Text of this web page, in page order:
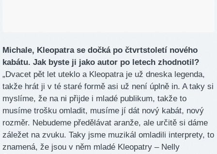
Michale, Kleopatra se dočká po čtvrtstoletí nového
kabátu. Jak byste ji jako autor po letech zhodnotil?
„Dvacet pět let uteklo a Kleopatra je už dneska legenda,
takže hrát ji v té staré formě asi už není úplně in. A taky si
myslíme, že na ni přijde i mladé publikum, takže to
musíme trošku omladit, musíme jí dát nový kabát, nový
rozměr. Nebudeme předělávat aranže, ale určitě si dáme
záležet na zvuku. Taky jsme muzikál omladili interprety, to
znamená, že jsou v něm mladé Kleopatry – Nelly